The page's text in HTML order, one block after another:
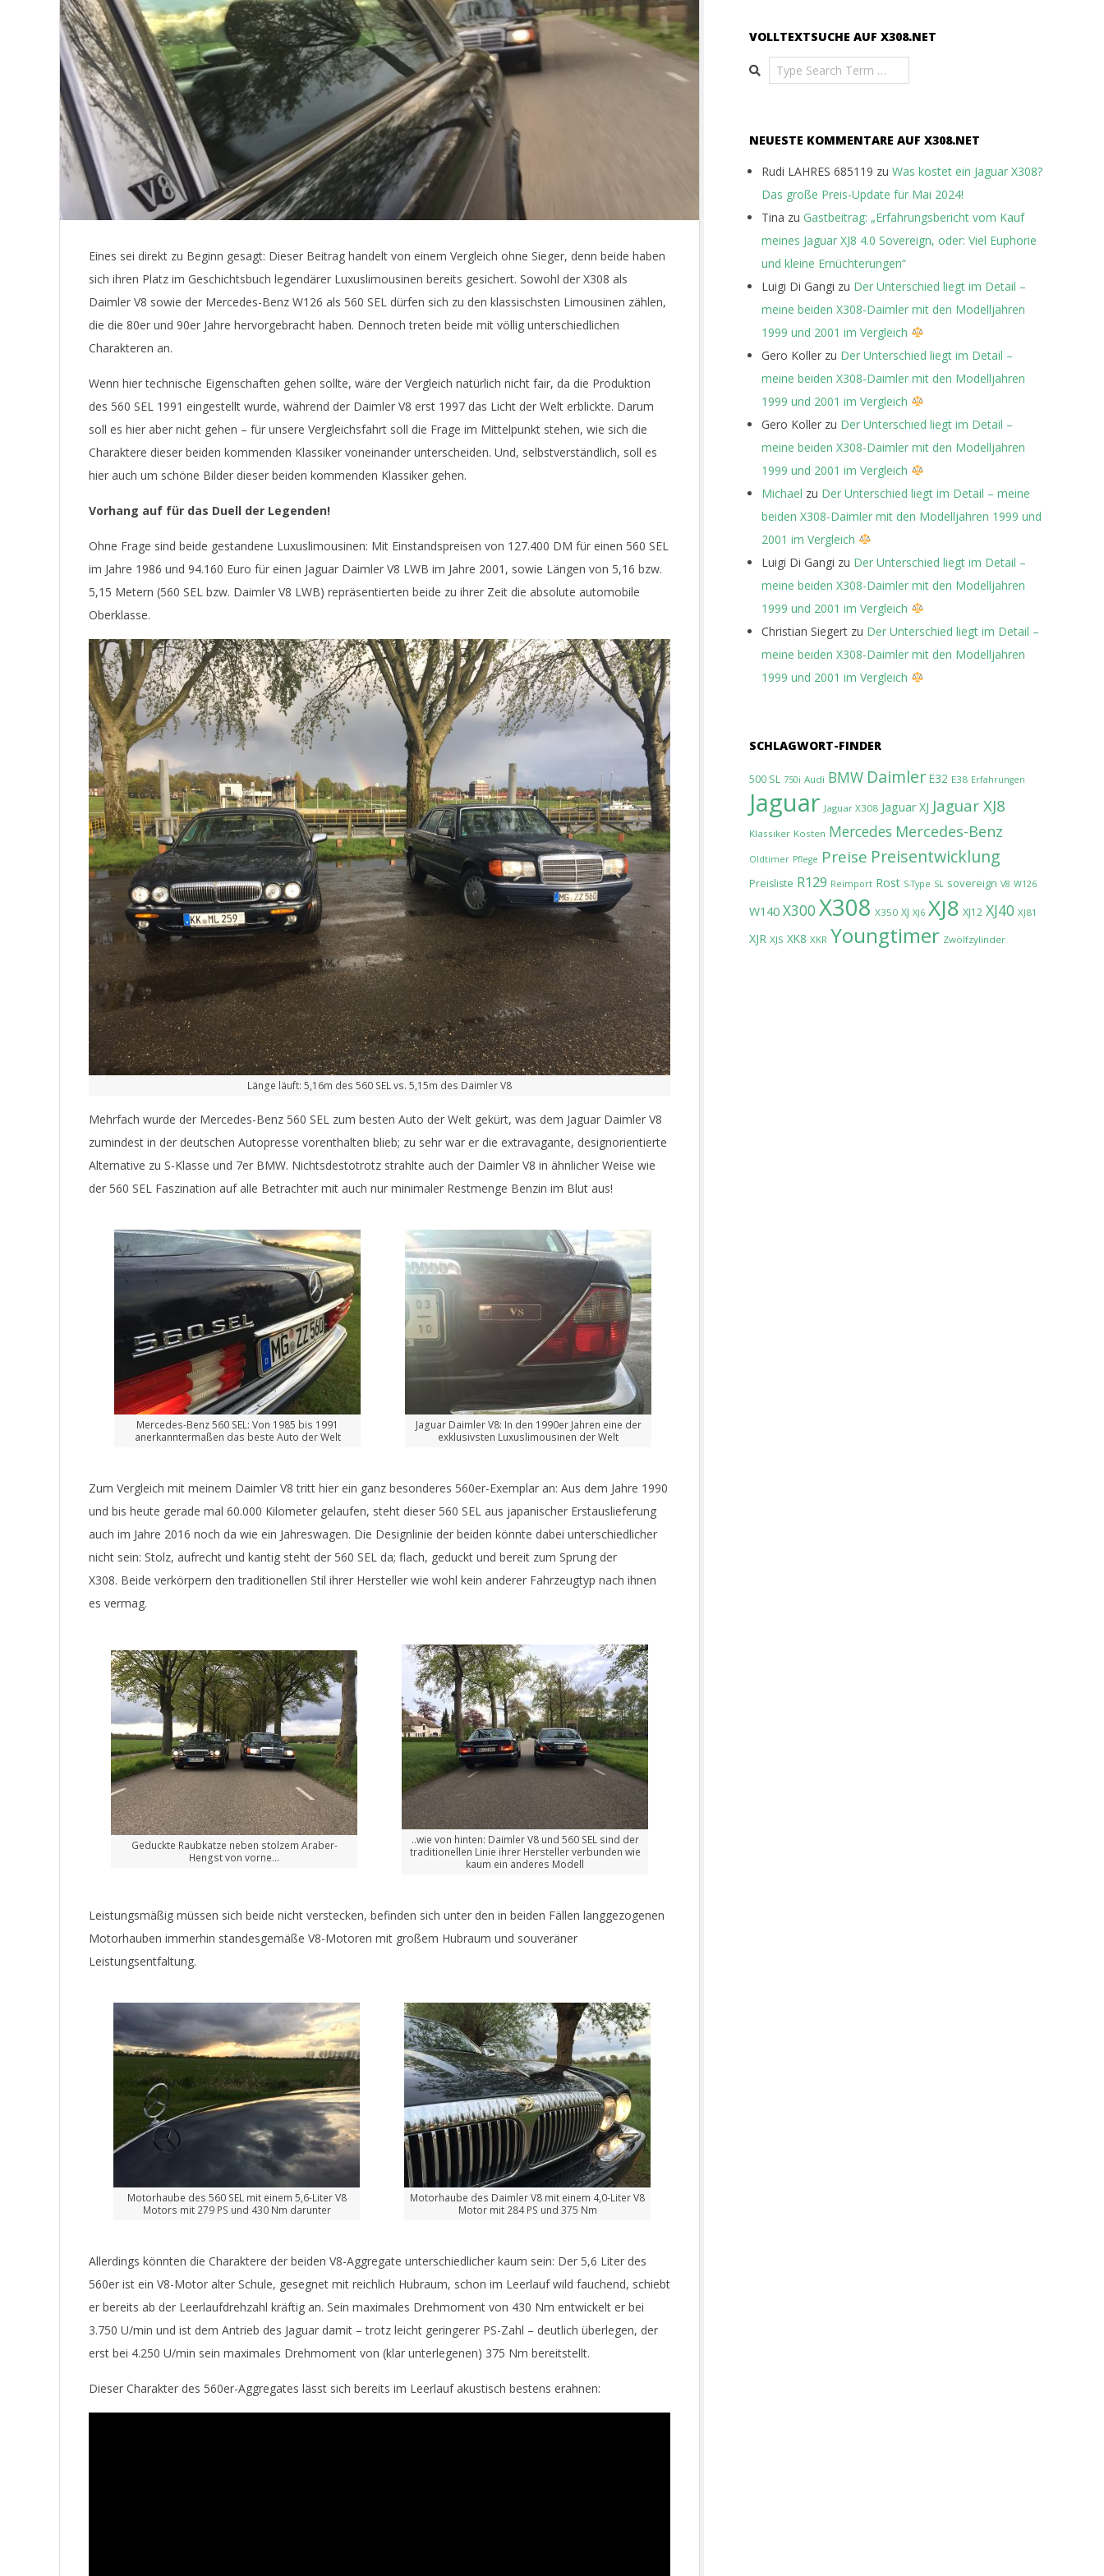
E
T
Eines sei direkt zu Beginn gesagt: Dieser Beitrag handelt von einem Vergleich ohne Sieger, denn beide haben
sich ihren Platz im Geschichtsbuch legendärer Luxuslimousinen bereits gesichert. Sowohl der X308 als
Daimler V8 sowie der Mercedes-Benz W126 als 560 SEL dürfen sich zu den klassischsten Limousinen zählen,
die die 80er und 90er Jahre hervorgebracht haben. Dennoch treten beide mit völlig unterschiedlichen
Charakteren an.
Wenn hier technische Eigenschaften gehen sollte, wäre der Vergleich natürlich nicht fair, da die Produktion
des 560 SEL 1991 eingestellt wurde, während der Daimler V8 erst 1997 das Licht der Welt erblickte. Darum
soll es hier aber nicht gehen – für unsere Vergleichsfahrt soll die Frage im Mittelpunkt stehen, wie sich die
Charaktere dieser beiden kommenden Klassiker voneinander unterscheiden. Und, selbstverständlich, soll es
hier auch um schöne Bilder dieser beiden kommenden Klassiker gehen.
Vorhang auf für das Duell der Legenden!
Ohne Frage sind beide gestandene Luxuslimousinen: Mit Einstandspreisen von 127.400 DM für einen 560 SEL
im Jahre 1986 und 94.160 Euro für einen Jaguar Daimler V8 LWB im Jahre 2001, sowie Längen von 5,16 bzw.
5,15 Metern (560 SEL bzw. Daimler V8 LWB) repräsentierten beide zu ihrer Zeit die absolute automobile
Oberklasse.
Länge läuft: 5,16m des 560 SEL vs. 5,15m des Daimler V8
Mehrfach wurde der Mercedes-Benz 560 SEL zum besten Auto der Welt gekürt, was dem Jaguar Daimler V8
zumindest in der deutschen Autopresse vorenthalten blieb; zu sehr war er die extravagante, designorientierte
Alternative zu S-Klasse und 7er BMW. Nichtsdestotrotz strahlte auch der Daimler V8 in ähnlicher Weise wie
der 560 SEL Faszination auf alle Betrachter mit auch nur minimaler Restmenge Benzin im Blut aus!
Mercedes-Benz 560 SEL: Von 1985 bis 1991
anerkanntermaßen das beste Auto der Welt
Jaguar Daimler V8: In den 1990er Jahren eine der
exklusivsten Luxuslimousinen der Welt
Zum Vergleich mit meinem Daimler V8 tritt hier ein ganz besonderes 560er-Exemplar an: Aus dem Jahre 1990
und bis heute gerade mal 60.000 Kilometer gelaufen, steht dieser 560 SEL aus japanischer Erstauslieferung
auch im Jahre 2016 noch da wie ein Jahreswagen. Die Designlinie der beiden könnte dabei unterschiedlicher
nicht sein: Stolz, aufrecht und kantig steht der 560 SEL da; flach, geduckt und bereit zum Sprung der
X308. Beide verkörpern den traditionellen Stil ihrer Hersteller wie wohl kein anderer Fahrzeugtyp nach ihnen
es vermag.
Geduckte Raubkatze neben stolzem Araber-
Hengst von vorne…
..wie von hinten: Daimler V8 und 560 SEL sind der
traditionellen Linie ihrer Hersteller verbunden wie
kaum ein anderes Modell
Leistungsmäßig müssen sich beide nicht verstecken, befinden sich unter den in beiden Fällen langgezogenen
Motorhauben immerhin standesgemäße V8-Motoren mit großem Hubraum und souveräner
Leistungsentfaltung.
Motorhaube des 560 SEL mit einem 5,6-Liter V8
Motors mit 279 PS und 430 Nm darunter
Motorhaube des Daimler V8 mit einem 4,0-Liter V8
Motor mit 284 PS und 375 Nm
Allerdings könnten die Charaktere der beiden V8-Aggregate unterschiedlicher kaum sein: Der 5,6 Liter des
560er ist ein V8-Motor alter Schule, gesegnet mit reichlich Hubraum, schon im Leerlauf wild fauchend, schiebt
er bereits ab der Leerlaufdrehzahl kräftig an. Sein maximales Drehmoment von 430 Nm entwickelt er bei
3.750 U/min und ist dem Antrieb des Jaguar damit – trotz leicht geringerer PS-Zahl – deutlich überlegen, der
erst bei 4.250 U/min sein maximales Drehmoment von (klar unterlegenen) 375 Nm bereitstellt.
Dieser Charakter des 560er-Aggregates lässt sich bereits im Leerlauf akustisch bestens erahnen:
VOLLTEXTSUCHE AUF X308.NET
Search
NEUESTE KOMMENTARE AUF X308.NET
Rudi LAHRES 685119 zu Was kostet ein Jaguar X308?
Das große Preis-Update für Mai 2024!
Tina zu Gastbeitrag: „Erfahrungsbericht vom Kauf
meines Jaguar XJ8 4.0 Sovereign, oder: Viel Euphorie
und kleine Ernüchterungen“
Luigi Di Gangi zu Der Unterschied liegt im Detail –
meine beiden X308-Daimler mit den Modelljahren
1999 und 2001 im Vergleich
Gero Koller zu Der Unterschied liegt im Detail –
meine beiden X308-Daimler mit den Modelljahren
1999 und 2001 im Vergleich
Gero Koller zu Der Unterschied liegt im Detail –
meine beiden X308-Daimler mit den Modelljahren
1999 und 2001 im Vergleich
Michael zu Der Unterschied liegt im Detail – meine
beiden X308-Daimler mit den Modelljahren 1999 und
2001 im Vergleich
Luigi Di Gangi zu Der Unterschied liegt im Detail –
meine beiden X308-Daimler mit den Modelljahren
1999 und 2001 im Vergleich
Christian Siegert zu Der Unterschied liegt im Detail –
meine beiden X308-Daimler mit den Modelljahren
1999 und 2001 im Vergleich
SCHLAGWORT-FINDER
500 SL 750i Audi BMW Daimler E32 E38 Erfahrungen
Jaguar Jaguar X308 Jaguar XJ Jaguar XJ8
Klassiker Kosten Mercedes Mercedes-Benz
Oldtimer Pflege Preise Preisentwicklung
Preisliste R129 Reimport Rost S-Type SL sovereign V8 W126
W140 X300 X308 X350 XJ XJ6 XJ8 XJ12 XJ40 XJ81
XJR XJS XK8 XKR Youngtimer Zwölfzylinder